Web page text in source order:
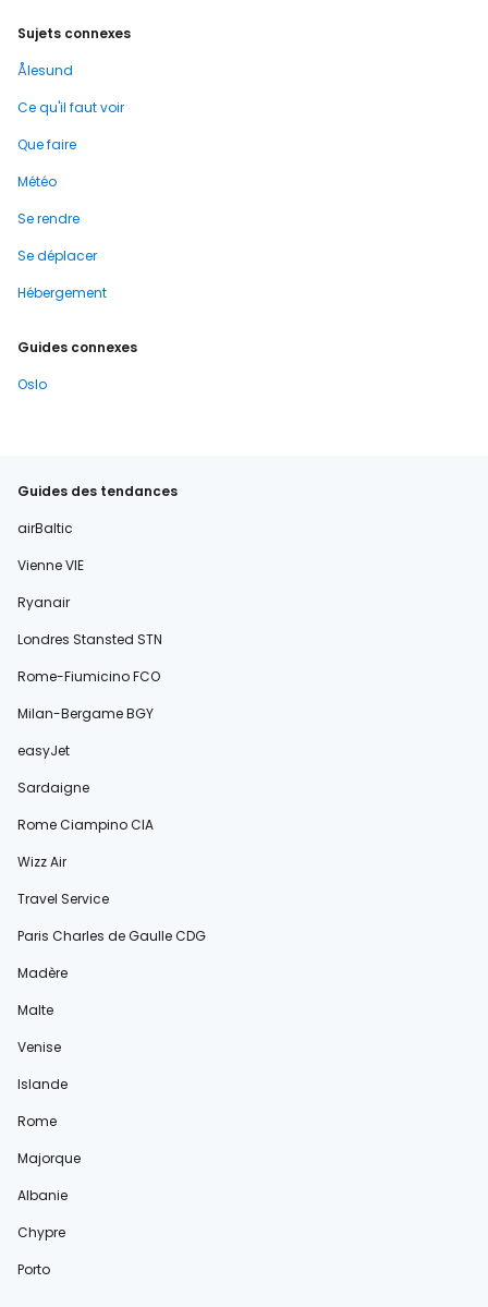
Sujets connexes
Ålesund
Ce qu'il faut voir
Que faire
Météo
Se rendre
Se déplacer
Hébergement
Guides connexes
Oslo
Guides des tendances
airBaltic
Vienne VIE
Ryanair
Londres Stansted STN
Rome-Fiumicino FCO
Milan-Bergame BGY
easyJet
Sardaigne
Rome Ciampino CIA
Wizz Air
Travel Service
Paris Charles de Gaulle CDG
Madère
Malte
Venise
Islande
Rome
Majorque
Albanie
Chypre
Porto